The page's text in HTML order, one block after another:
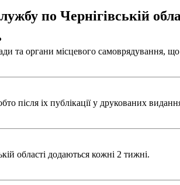
по Чернігівській
органи місцевого самоврядування, що
після іх публікації у друкованих
області додаються кожні 2 тижні.